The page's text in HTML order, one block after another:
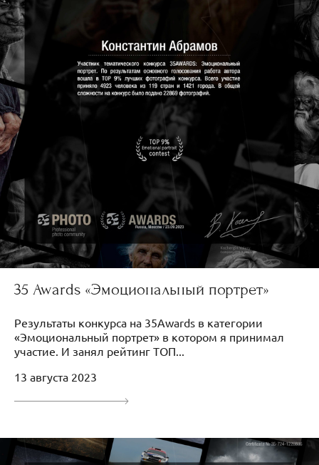
35 Awards «Эмоциональный портрет»
Результаты конкурса на 35Awards в категории
«Эмоциональный портрет» в котором я принимал
участие. И занял рейтинг ТОП...
13 августа 2023